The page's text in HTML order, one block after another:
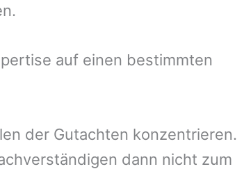
auf einen bestimmten
der Gutachten konzentrieren.
dann nicht zum